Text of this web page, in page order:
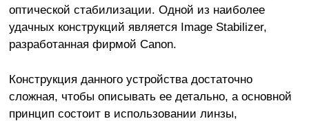
оптической стабилизации. Одной из наиболее
удачных конструкций является Image Stabilizer,
разработанная фирмой Canon.
Конструкция данного устройства достаточно
сложная, чтобы описывать ее детально, а основной
принцип состоит в использовании линзы,